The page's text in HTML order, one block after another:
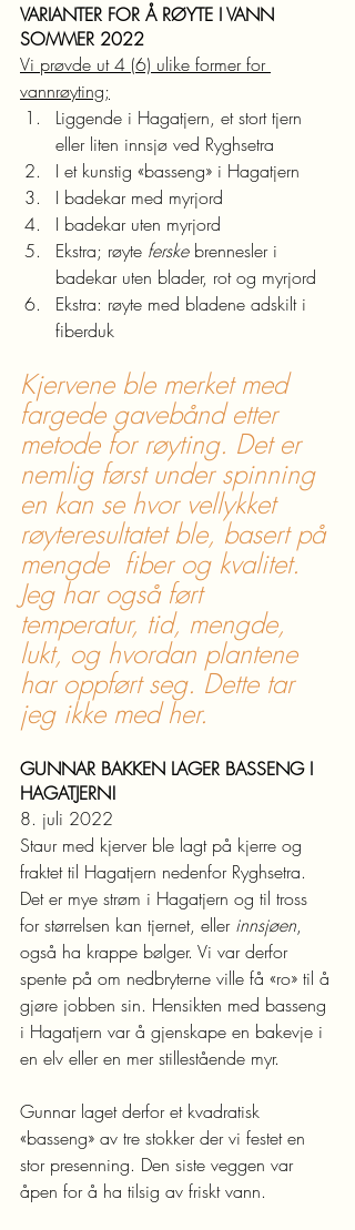
VARIANTER FOR Å RØYTE I VANN
SOMMER 2022
Vi prøvde ut 4 (6) ulike former for
vannrøyting;
Liggende i Hagatjern, et stort tjern
eller liten innsjø ved Ryghsetra
I et kunstig «basseng» i Hagatjern
I badekar med myrjord
I badekar uten myrjord
Ekstra; røyte ferske brennesler i
badekar uten blader, rot og myrjord
Ekstra: røyte med bladene adskilt i
fiberduk
Kjervene ble merket med
fargede gavebånd etter
metode for røyting. Det er
nemlig først under spinning
en kan se hvor vellykket
røyteresultatet ble, basert på
mengde  fiber og kvalitet.
Jeg har også ført
temperatur, tid, mengde,
lukt, og hvordan plantene
har oppført seg. Dette tar
jeg ikke med her.
GUNNAR BAKKEN LAGER BASSENG I
HAGATJERN!
8. juli 2022
Staur med kjerver ble lagt på kjerre og
fraktet til Hagatjern nedenfor Ryghsetra.
Det er mye strøm i Hagatjern og til tross
for størrelsen kan tjernet, eller innsjøen,
også ha krappe bølger. Vi var derfor
spente på om nedbryterne ville få «ro» til å
gjøre jobben sin. Hensikten med basseng
i Hagatjern var å gjenskape en bakevje i
en elv eller en mer stillestående myr.
Gunnar laget derfor et kvadratisk
«basseng» av tre stokker der vi festet en
stor presenning. Den siste veggen var
åpen for å ha tilsig av friskt vann.